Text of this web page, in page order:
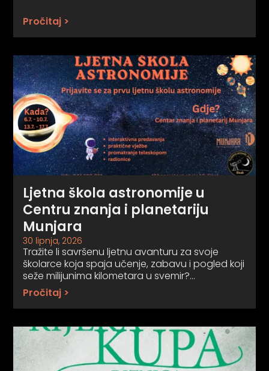
Pročitaj >
Ljetna škola astronomije u
Centru znanja i planetariju
Munjara
30 lipnja, 2026
Tražite li savršenu ljetnu avanturu za svoje
školarce koja spaja učenje, zabavu i pogled koji
seže milijunima kilometara u svemir?…
Pročitaj >